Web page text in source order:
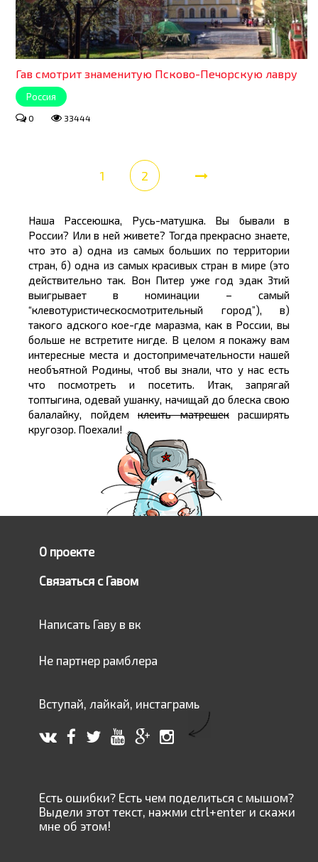
Гав смотрит знаменитую Псково-Печорскую лавру
Россия
0 33444
1 2
Наша Рассеюшка, Русь-матушка. Вы бывали в
России? Или в ней живете? Тогда прекрасно знаете,
что это а) одна из самых больших по территории
стран, б) одна из самых красивых стран в мире (это
действительно так. Вон Питер уже год эдак 3тий
выигрывает в номинации – самый
“клевотуристическосмотрительный город”), в)
такого адского кое-где маразма, как в России, вы
больше не встретите нигде. В целом я покажу вам
интересные места и достопримечательности нашей
необъятной Родины, чтоб вы знали, что у нас есть
что посмотреть и посетить. Итак, запрягай
топтыгина, одевай ушанку, начищай до блеска свою
балалайку, пойдем клеить матрешекрасширять
кругозор. Поехали!
О проекте
Связаться с Гавом
Написать Гаву в вк
Не партнер рамблера
Вступай, лайкай, инстаграмь
Есть ошибки? Есть чем поделиться с мышом?
Выдели этот текст, нажми ctrl+enter и скажи
мне об этом!